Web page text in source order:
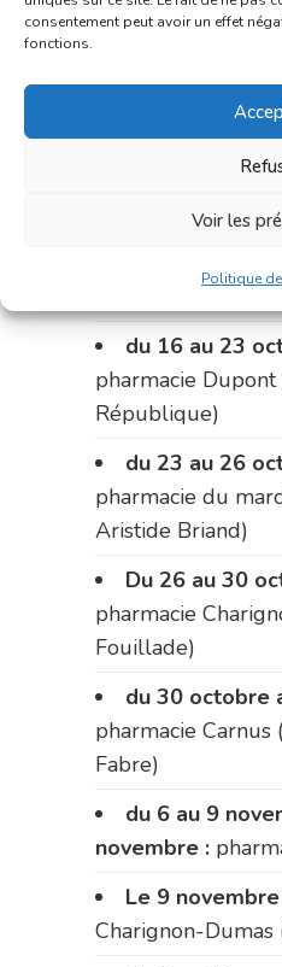
consentement peut avoir un effet
fonctions.
Voir les
Politique
du 2 au 9
Carnus (rue
Le 12 octobre :
Charignon-Dumas
du 16 au 23
pharmacie
République)
du 23 au 26
pharmacie du
Aristide Briand)
Du 26 au 30
pharmacie
Fouillade)
du 30 octobre
pharmacie
Fabre)
du 6 au 9
novembre :
Le 9
Charignon-Dumas